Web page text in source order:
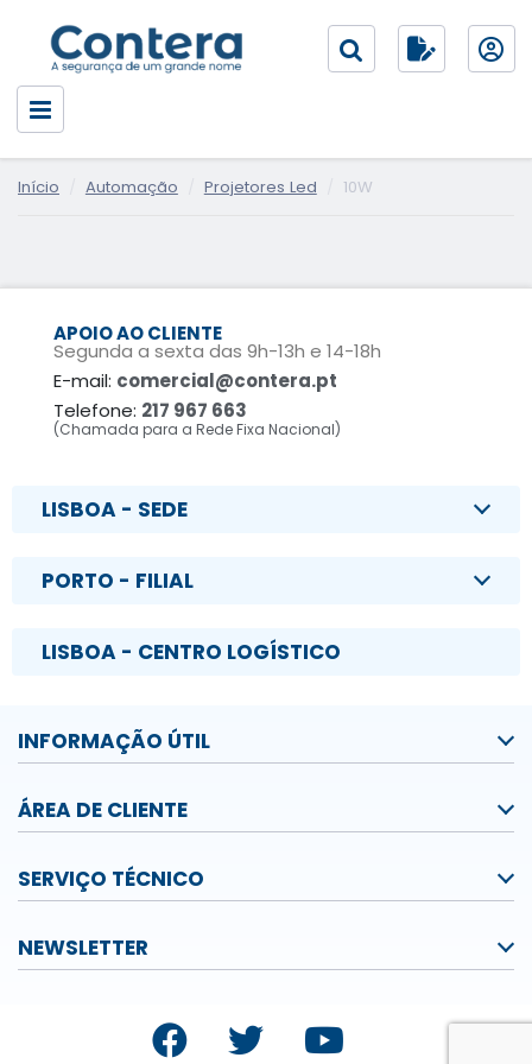
Início Automação Projetores Led 10W
APOIO AO CLIENTE
Segunda a sexta das 9h-13h e 14-18h
E-mail: comercial@contera.pt
Telefone: 217 967 663
(Chamada para a Rede Fixa Nacional)
LISBOA - SEDE
PORTO - FILIAL
LISBOA - CENTRO LOGÍSTICO
INFORMAÇÃO ÚTIL
ÁREA DE CLIENTE
SERVIÇO TÉCNICO
NEWSLETTER